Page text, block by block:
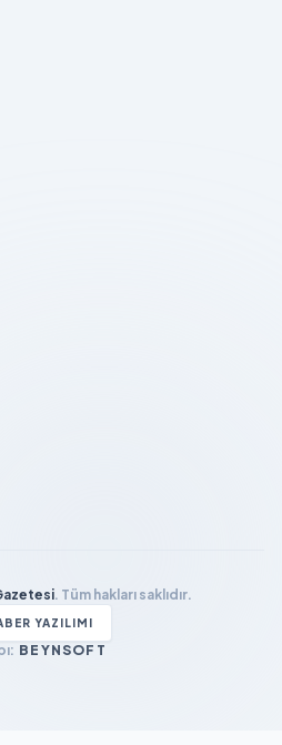
. Tüm hakları saklıdır.
YAZILIMI
BEYNSOFT